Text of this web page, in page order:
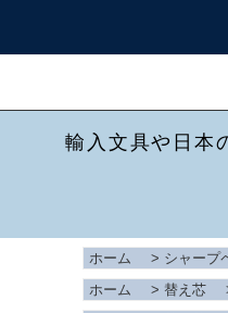
輸入文具や日本
ホーム > シャープ
ホーム
> 替え芯